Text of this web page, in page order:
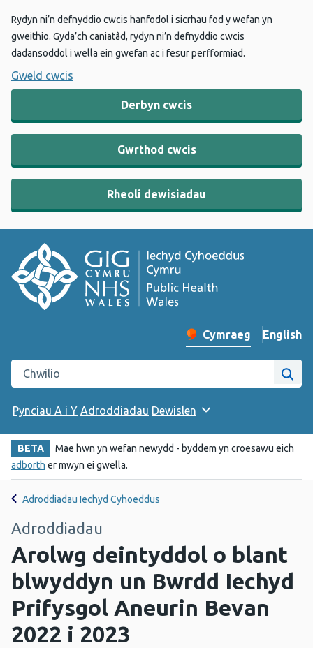
Rydyn ni’n defnyddio cwcis hanfodol i sicrhau fod y wefan yn
gweithio. Gyda’ch caniatâd, rydyn ni’n defnyddio cwcis
dadansoddol i wella ein gwefan ac i fesur perfformiad.
Gweld cwcis
Derbyn cwcis
Gwrthod cwcis
Rheoli dewisiadau
Newid iaith y wefan
Cymraeg English
–
Chwilio gwefan Iechyd Cyhoeddus Cymru
Pynciau A i Y Adroddiadau Dewislen
BETA
Mae hwn yn wefan newydd - byddem yn croesawu eich
adborth er mwyn ei gwella.
Adroddiadau Iechyd Cyhoeddus
Adroddiadau
Arolwg deintyddol o blant
blwyddyn un Bwrdd Iechyd
Prifysgol Aneurin Bevan
2022 i 2023